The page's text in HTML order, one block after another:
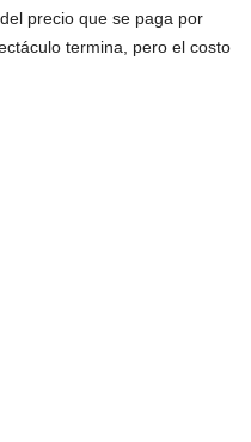
precio que se paga por
termina, pero el costo